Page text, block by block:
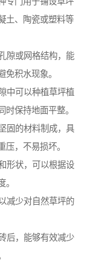
土、陶瓷或塑料等
隙或网格结构，能
积水现象。
中可以种植草坪植
保持地面平整。
固的材料制成，具
，不易损坏。
形状，可以根据设
减少对自然草坪的
后，能够有效减少